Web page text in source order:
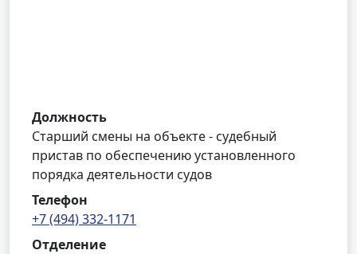
Должность
Старший смены на объекте - судебный
пристав по обеспечению установленного
порядка деятельности судов
Телефон
+7 (494) 332-1171
Отделение